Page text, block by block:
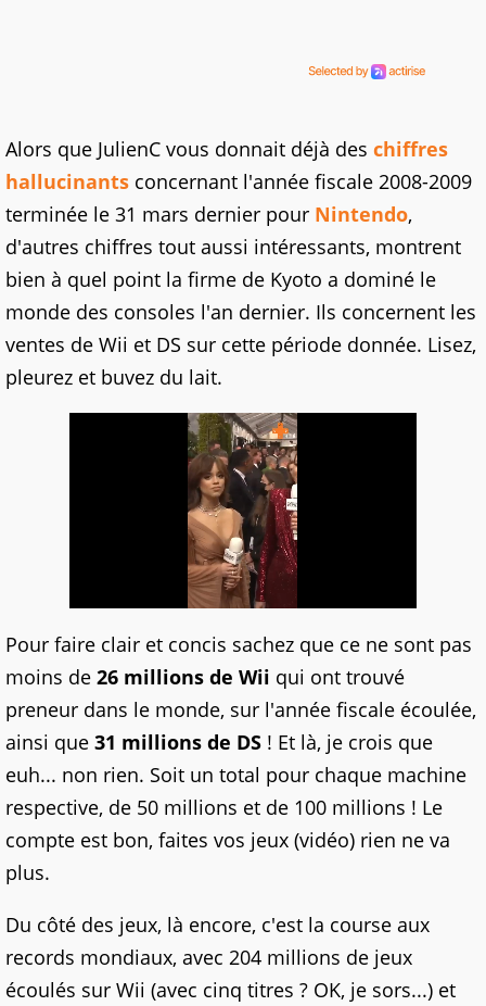
Alors que JulienC vous donnait déjà des chiffres
hallucinants concernant l'année fiscale 2008-2009
terminée le 31 mars dernier pour Nintendo,
d'autres chiffres tout aussi intéressants, montrent
bien à quel point la firme de Kyoto a dominé le
monde des consoles l'an dernier. Ils concernent les
ventes de Wii et DS sur cette période donnée. Lisez,
pleurez et buvez du lait.
Pour faire clair et concis sachez que ce ne sont pas
moins de 26 millions de Wii qui ont trouvé
preneur dans le monde, sur l'année fiscale écoulée,
ainsi que 31 millions de DS ! Et là, je crois que
euh... non rien. Soit un total pour chaque machine
respective, de 50 millions et de 100 millions ! Le
compte est bon, faites vos jeux (vidéo) rien ne va
plus.
Du côté des jeux, là encore, c'est la course aux
records mondiaux, avec 204 millions de jeux
écoulés sur Wii (avec cinq titres ? OK, je sors...) et